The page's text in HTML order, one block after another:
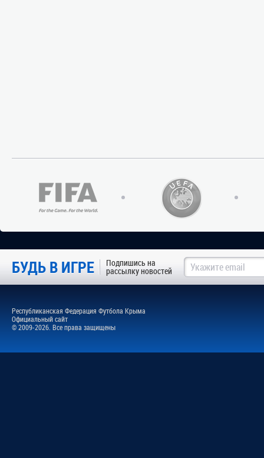
БУДЬ В ИГРЕ Подпишись на
рассылку новостей
Республиканская Федерация Футбола Крыма
Официальный сайт
© 2009-2026. Все права защищены